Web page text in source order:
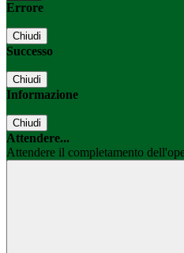
Errore
Chiudi
Successo
Chiudi
Informazione
Chiudi
Attendere...
Attendere il completamento